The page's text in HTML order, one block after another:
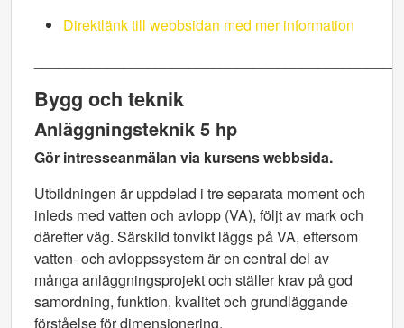
Direktlänk till webbsidan med mer information
Bygg och teknik
Anläggningsteknik 5 hp
Gör intresseanmälan via kursens webbsida.
Utbildningen är uppdelad i tre separata moment och
inleds med vatten och avlopp (VA), följt av mark och
därefter väg. Särskild tonvikt läggs på VA, eftersom
vatten- och avloppssystem är en central del av
många anläggningsprojekt och ställer krav på god
samordning, funktion, kvalitet och grundläggande
förståelse för dimensionering.